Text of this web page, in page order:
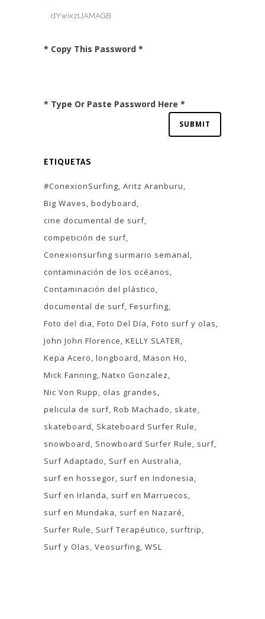
* Copy This Password *
* Type Or Paste Password Here *
ETIQUETAS
#ConexionSurfing Aritz Aranburu
Big Waves bodyboard
cine documental de surf
competición de surf
Conexionsurfing surmario semanal
contaminación de los océanos
Contaminación del plástico
documental de surf Fesurfing
Foto del dia Foto Del Día Foto surf y olas
John John Florence KELLY SLATER
Kepa Acero longboard Mason Ho
Mick Fanning Natxo Gonzalez
Nic Von Rupp
olas grandes
pelicula de surf Rob Machado
skate
skateboard
Skateboard Surfer Rule
snowboard
Snowboard Surfer Rule
surf
Surf Adaptado
Surf en Australia
surf en hossegor surf en Indonesia
Surf en Irlanda
surf en Marruecos
surf en Mundaka
surf en Nazaré
Surfer Rule
Surf Terapéutico
surftrip
Surf y Olas Veosurfing WSL